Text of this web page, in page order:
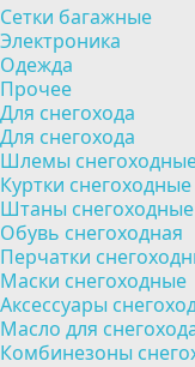
Сетки багажные
Электроника
Одежда
Прочее
Для снегохода
Для снегохода
Шлемы
Куртки снегоходные
Штаны снегоходные
Обувь снегоходная
Перчатки
Маски снегоходные
Аксессуары
Масло для
Комбинезоны